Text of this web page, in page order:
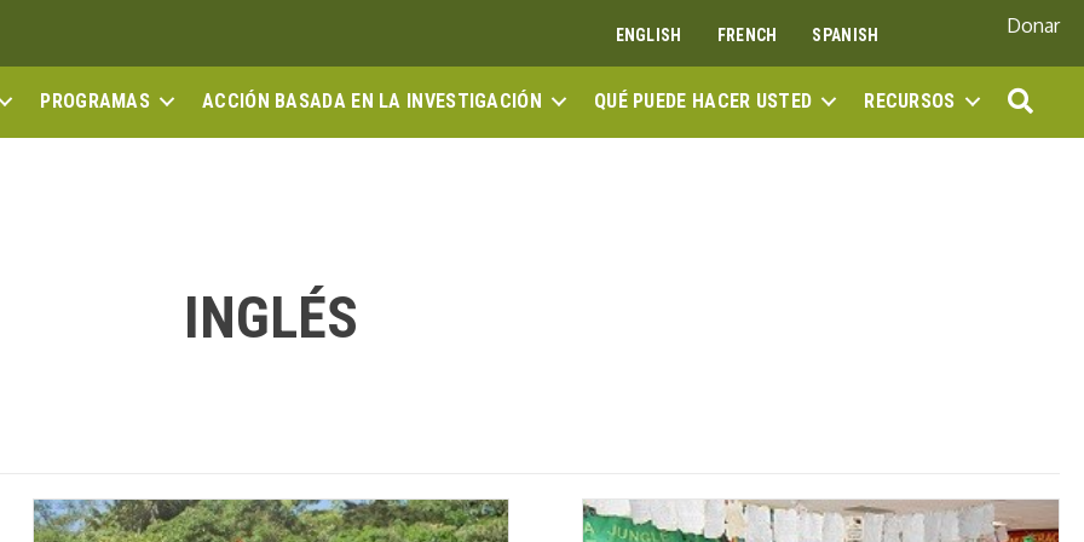
ENGLISH FRENCH SPANISH Donar
PROGRAMAS ACCIÓN BASADA EN LA INVESTIGACIÓN QUÉ PUEDE HACER USTED RECURSOS
INGLÉS